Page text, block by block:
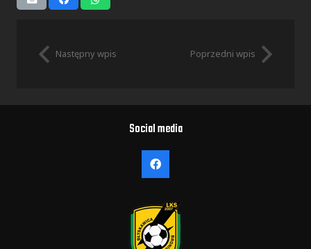
Następny wpis Poprzedni wpis
Social media